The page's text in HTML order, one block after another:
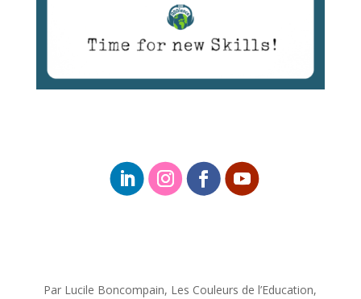
Par Lucile Boncompain, Les Couleurs de l’Education,